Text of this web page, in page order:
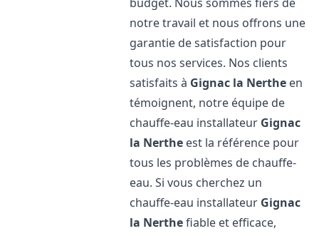
notre travail et nous offrons une
garantie de satisfaction pour
tous nos services. Nos clients
satisfaits à Gignac la Nerthe en
témoignent, notre équipe de
chauffe-eau installateur Gignac
la Nerthe est la référence pour
tous les problèmes de chauffe-
eau. Si vous cherchez un
chauffe-eau installateur Gignac
la Nerthefiable et efficace,